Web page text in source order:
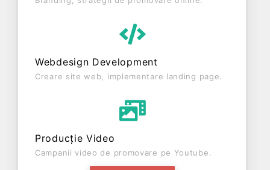
Webdesign Development
Creare site web, implementare landing page.
Producție Video
Campanii video de promovare pe Youtube.